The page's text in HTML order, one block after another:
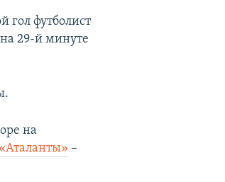
гол футболист
29-й минуте
на
–